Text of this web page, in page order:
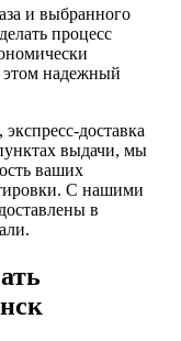
и выбранного
процесс
этом надежный
доставка
выдачи, мы
ваших
С нашими
в